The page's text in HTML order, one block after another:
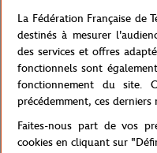
La Fédération Française de
destinés à mesurer
des services et offres
fonctionnels sont
fonctionnement du site.
précédemment, ces
Faites-nous part de vos
cookies en cliquant sur